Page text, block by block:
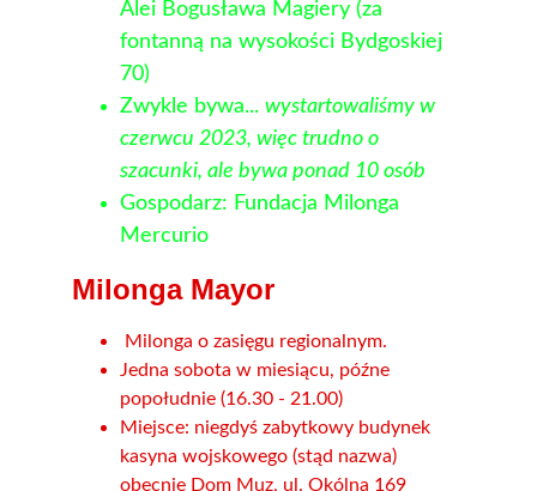
Milonga Mayor
Milonga o zasięgu regionalnym.
Jedna sobota w miesiącu, późne
popołudnie (16.30 - 21.00)
Miejsce: niegdyś zabytkowy budynek
kasyna wojskowego (stąd nazwa)
obecnie Dom Muz, ul. Okólna 169
Alei Bogusława Magiery (za
fontanną na wysokości Bydgoskiej
70)
Zwykle bywa... wystartowaliśmy w
czerwcu 2023, więc trudno o
szacunki, ale bywa ponad 10 osób
Gospodarz: Fundacja Milonga
Mercurio